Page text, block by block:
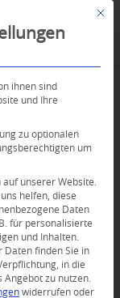
Mit
ihnen sind
und Ihre
zu optionalen
um
unserer Website.
helfen, diese
Daten
für personalisierte
und Inhalten.
Daten finden Sie in
in die
zu nutzen.
widerrufen oder